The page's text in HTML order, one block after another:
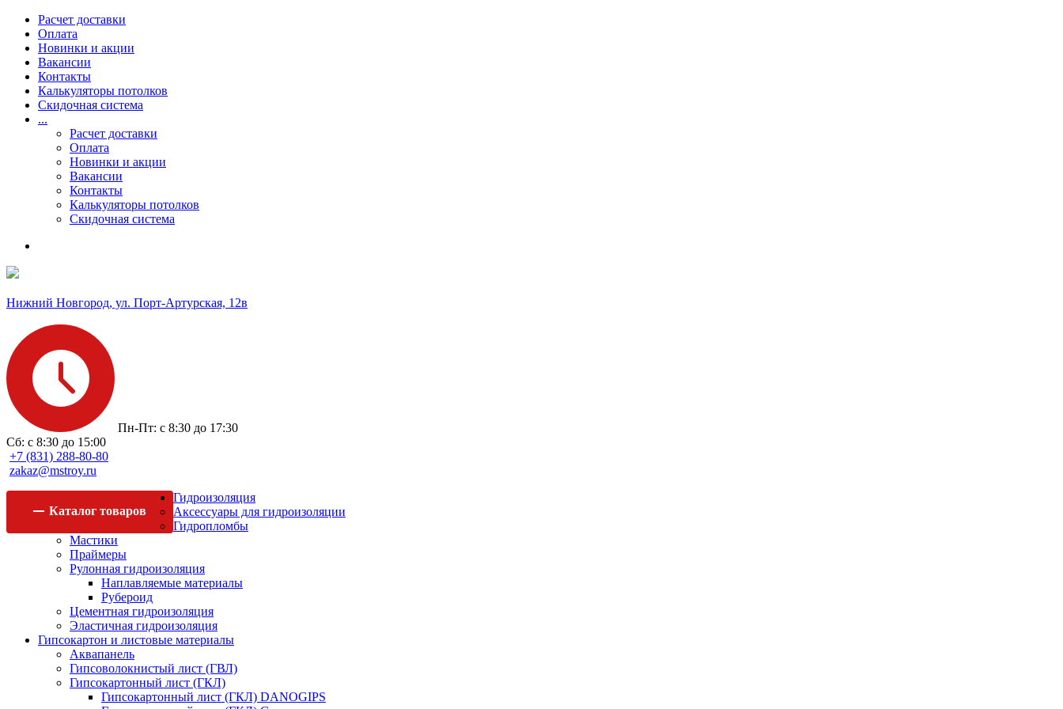
Расчет доставки
Оплата
Новинки и акции
Вакансии
Контакты
Калькуляторы потолков
Скидочная система
...
Расчет доставки
Оплата
Новинки и акции
Вакансии
Контакты
Калькуляторы потолков
Скидочная система
Нижний Новгород, ул. Порт-Артурская, 12в
Пн-Пт: с 8:30 до 17:30
Сб: с 8:30 до 15:00
+7 (831) 288-80-80
zakaz@mstroy.ru
Каталог товаров
Гидроизоляция
Аксессуары для гидроизоляции
Гидропломбы
Мастики
Праймеры
Рулонная гидроизоляция
Наплавляемые материалы
Рубероид
Цементная гидроизоляция
Эластичная гидроизоляция
Гипсокартон и листовые материалы
Аквапанель
Гипсоволокнистый лист (ГВЛ)
Гипсокартонный лист (ГКЛ)
Гипсокартонный лист (ГКЛ) DANOGIPS